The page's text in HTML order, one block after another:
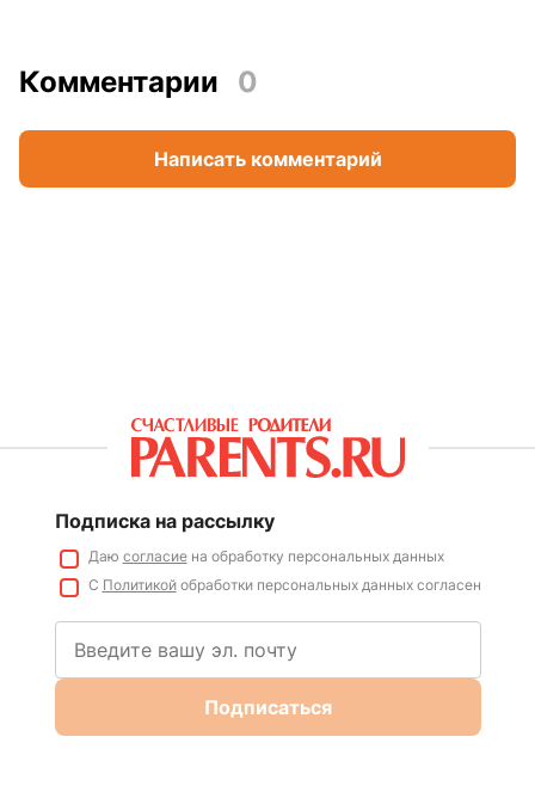
Комментарии 0
Написать комментарий
Подписка на рассылку
Даю согласиена обработку персональных данных
С Политикойобработки персональных данных согласен
Подписаться